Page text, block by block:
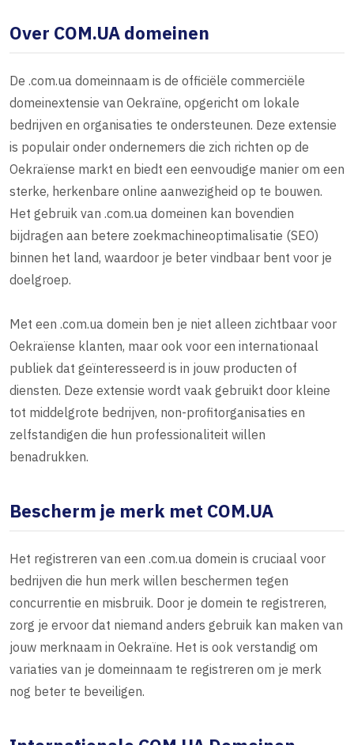
Over COM.UA domeinen
De .com.ua domeinnaam is de officiële commerciële
domeinextensie van Oekraïne, opgericht om lokale
bedrijven en organisaties te ondersteunen. Deze extensie
is populair onder ondernemers die zich richten op de
Oekraïense markt en biedt een eenvoudige manier om een
sterke, herkenbare online aanwezigheid op te bouwen.
Het gebruik van .com.ua domeinen kan bovendien
bijdragen aan betere zoekmachineoptimalisatie (SEO)
binnen het land, waardoor je beter vindbaar bent voor je
doelgroep.
Met een .com.ua domein ben je niet alleen zichtbaar voor
Oekraïense klanten, maar ook voor een internationaal
publiek dat geïnteresseerd is in jouw producten of
diensten. Deze extensie wordt vaak gebruikt door kleine
tot middelgrote bedrijven, non-profitorganisaties en
zelfstandigen die hun professionaliteit willen
benadrukken.
Bescherm je merk met COM.UA
Het registreren van een .com.ua domein is cruciaal voor
bedrijven die hun merk willen beschermen tegen
concurrentie en misbruik. Door je domein te registreren,
zorg je ervoor dat niemand anders gebruik kan maken van
jouw merknaam in Oekraïne. Het is ook verstandig om
variaties van je domeinnaam te registreren om je merk
nog beter te beveiligen.